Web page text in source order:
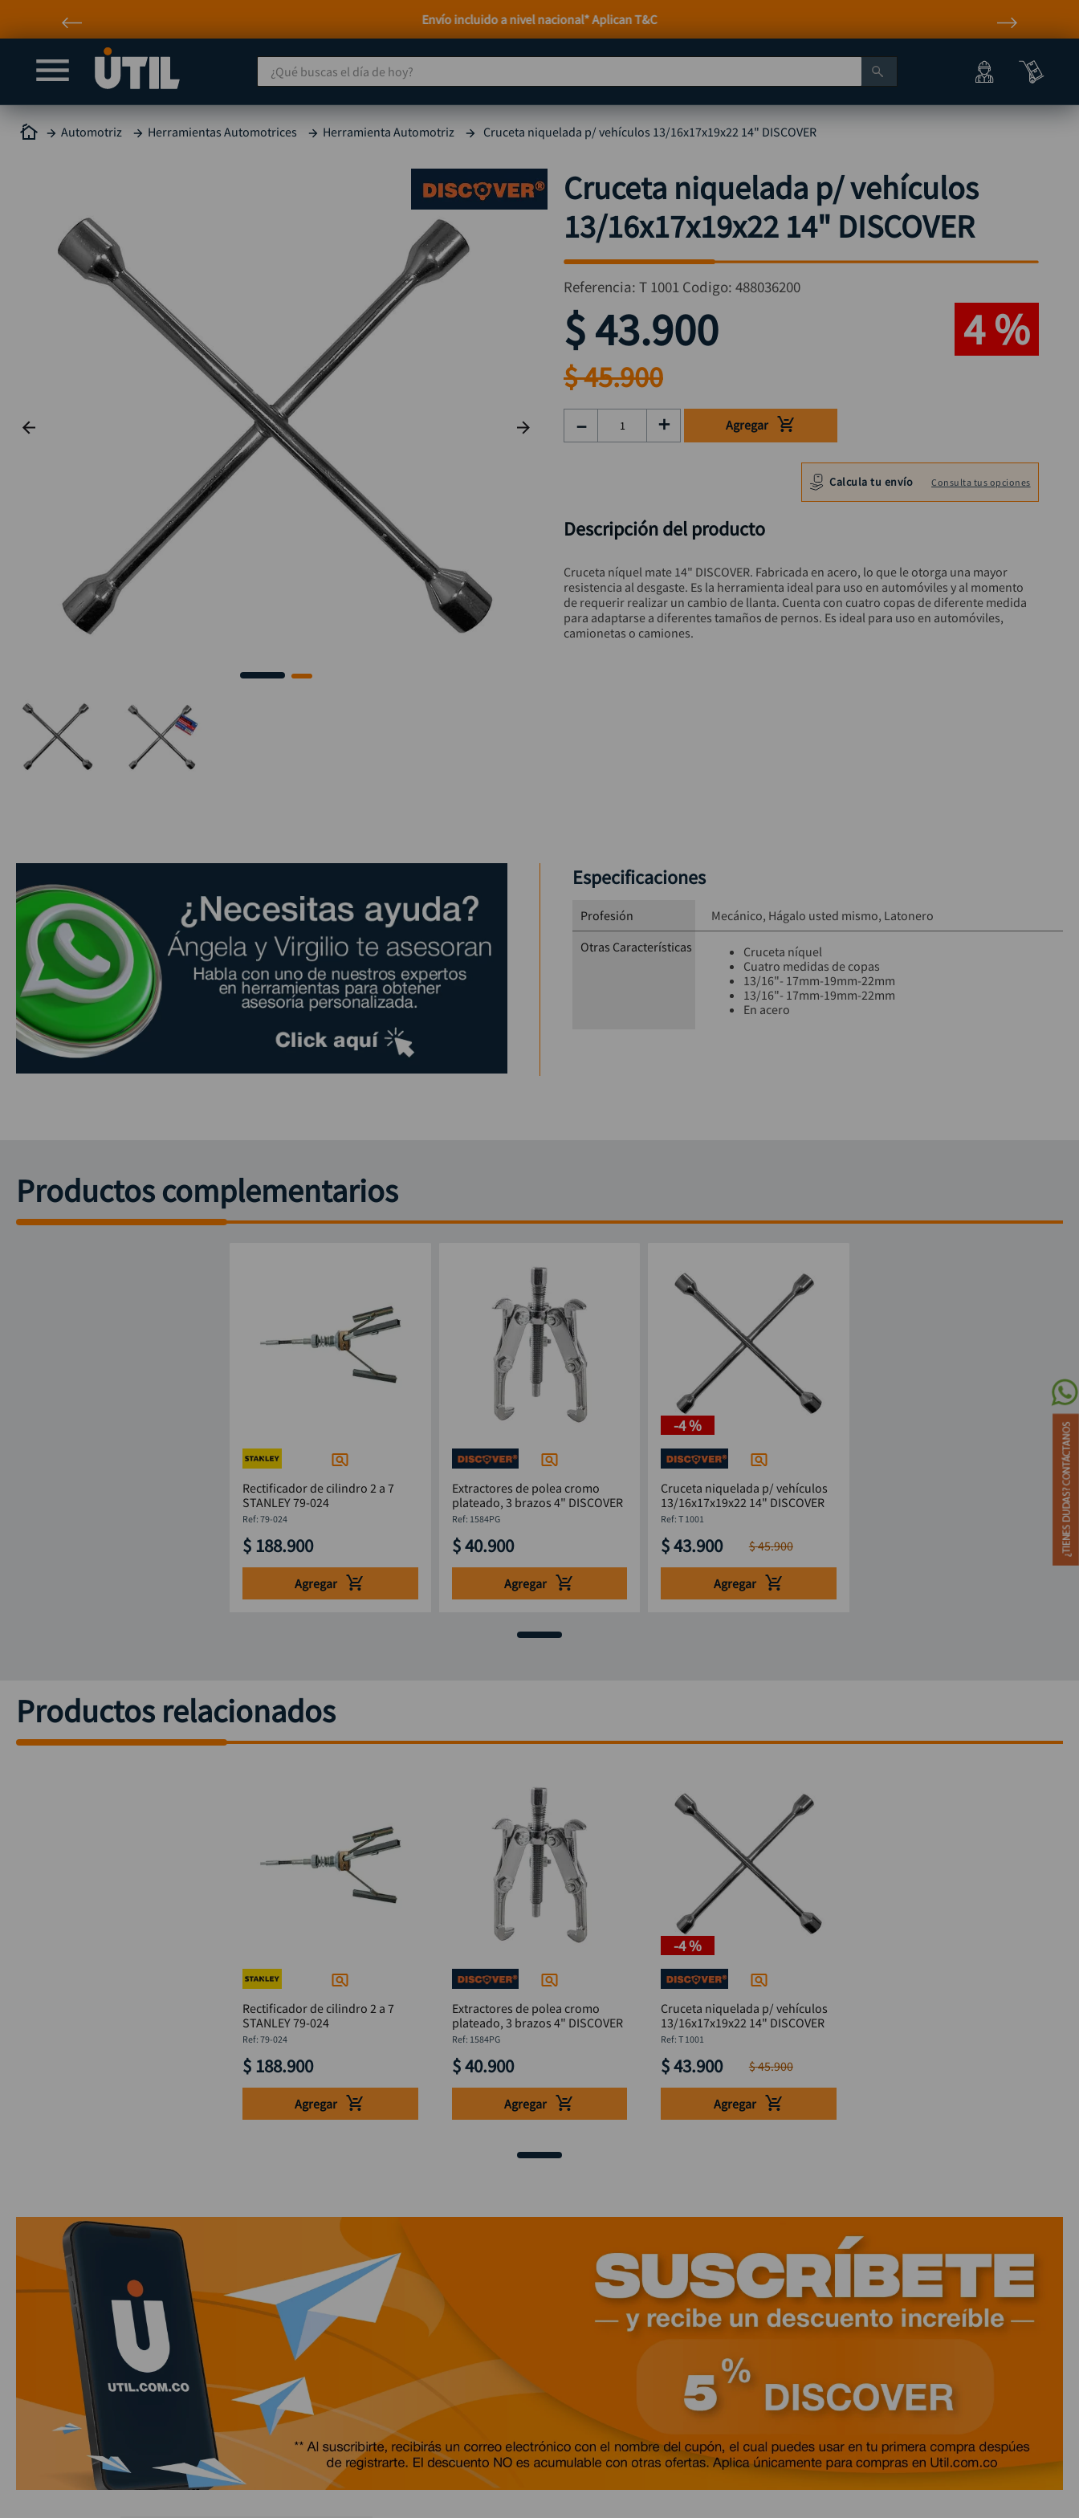
Envío incluido a nivel nacional* Aplican T&C
¿Qué buscas el día de hoy?
Automotriz Herramientas Automotrices Herramienta Automotriz Cruceta niquelada p/ vehículos 13/16x17x19x22 14" DISCOVER
Cruceta niquelada p/ vehículos
13/16x17x19x22 14" DISCOVER
Referencia: T 1001 Codigo: 488036200
$43.900 4 %
$45.900
＋
－ Agregar
Calcula tu envío Consulta tus opciones
Descripción del producto
Cruceta níquel mate 14" DISCOVER. Fabricada en acero, lo que le otorga una mayor
resistencia al desgaste. Es la herramienta ideal para uso en automóviles y al momento
de requerir realizar un cambio de llanta. Cuenta con cuatro copas de diferente medida
para adaptarse a diferentes tamaños de pernos. Es ideal para uso en automóviles,
camionetas o camiones.
Especificaciones
Profesión Mecánico Hágalo usted mismo Latonero
Otras Características
Cruceta níquel
Cuatro medidas de copas
13/16"- 17mm-19mm-22mm
13/16"- 17mm-19mm-22mm
En acero
Productos complementarios
Rectificador de cilindro 2 a 7
STANLEY 79-024
: 79-024
$ 188.900
Agregar
Extractores de polea cromo
plateado, 3 brazos 4" DISCOVER
: 1584PG
$40.900
Agregar
-4 %
Cruceta niquelada p/ vehículos
13/16x17x19x22 14" DISCOVER
:T 1001
$43.900 $45.900
Agregar
Productos relacionados
Rectificador de cilindro 2 a 7
STANLEY 79-024
: 79-024
$ 188.900
Agregar
Extractores de polea cromo
plateado, 3 brazos 4" DISCOVER
: 1584PG
$40.900
Agregar
-4 %
Cruceta niquelada p/ vehículos
13/16x17x19x22 14" DISCOVER
:T 1001
$43.900 $45.900
Agregar
TÉRMINOS MÁS BUSCADOS
1. taladro
compresor
sierra circular
ruteadora
6. broca
7